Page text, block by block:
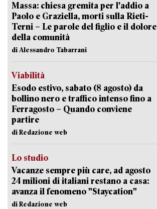
Massa: chiesa gremita per l'addio a
Paolo e Graziella, morti sulla Rieti-
Terni – Le parole del figlio e il dolore
della comunità
di Alessandro Tabarrani
Viabilità
Esodo estivo, sabato (8 agosto) da
bollino nero e traffico intenso fino a
Ferragosto – Quando conviene
partire
di Redazione web
Lo studio
Vacanze sempre più care, ad agosto
24 milioni di italiani restano a casa:
avanza il fenomeno "Staycation"
di Redazione web